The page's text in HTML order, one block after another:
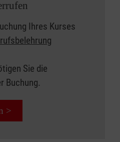
à 45 Minuten
Erste-Hilfe in
Ihres Kurses
Sie die
Buchung.
>